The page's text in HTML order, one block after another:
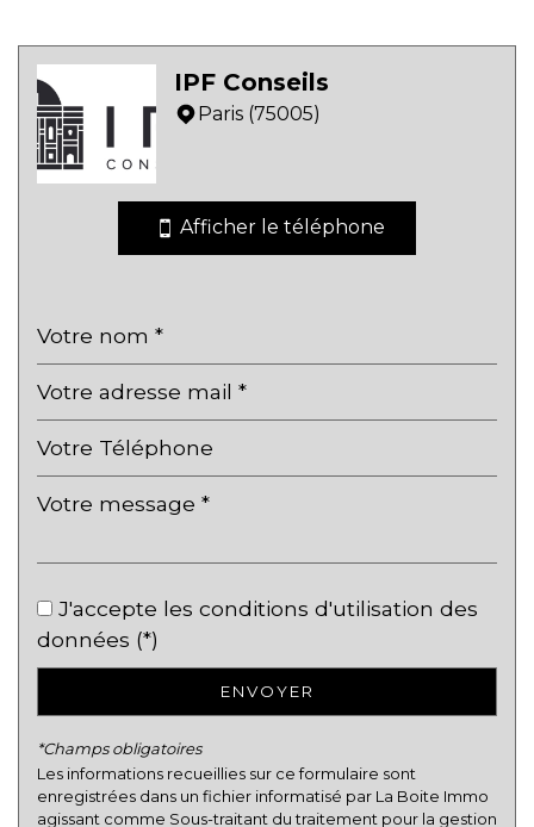
Collège
École maternelle
École primaire
Gare ferroviaire
Bureau de poste
Presse et Tabac
Nombre d'habitants
Propriétaires (vs. locataires)
Taxe habitation
13,38 %
Taxe foncière
Habitants de moins de 25 ans
28,53 %
IPF Conseils
Paris (75005)
Afficher le téléphone
J'accepte les conditions d'utilisation des
données (*)
ENVOYER
*Champs obligatoires
Les informations recueillies sur ce formulaire sont
enregistrées dans un fichier informatisé par La Boite Immo
agissant comme Sous-traitant du traitement pour la gestion